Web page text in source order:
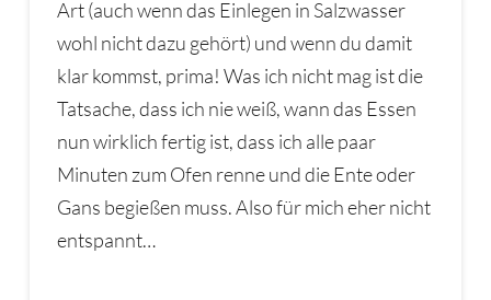
Art (auch wenn das Einlegen in Salzwasser
wohl nicht dazu gehört) und wenn du damit
klar kommst, prima! Was ich nicht mag ist die
Tatsache, dass ich nie weiß, wann das Essen
nun wirklich fertig ist, dass ich alle paar
Minuten zum Ofen renne und die Ente oder
Gans begießen muss. Also für mich eher nicht
entspannt…